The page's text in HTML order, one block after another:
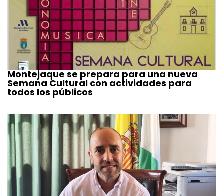
Montejaque se prepara para una nueva
Semana Cultural con actividades para
todos los públicos